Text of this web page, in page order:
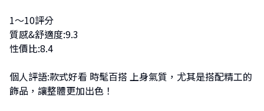
1～10評分
質感&舒適度:9.3
性價比:8.4
個人評語:款式好看 時髦百搭 上身氣質，尤其是搭配精工的
飾品，讓整體更加出色！